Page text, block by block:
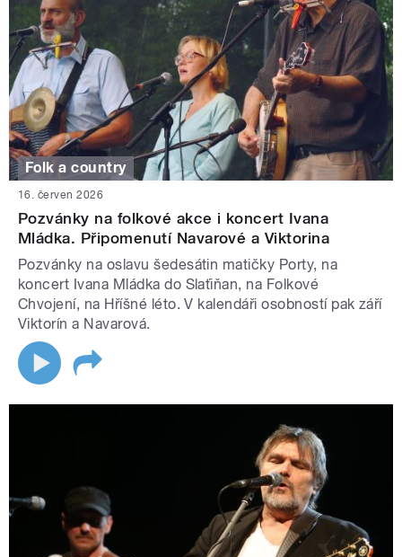
Folk a country
16. červen 2026
Pozvánky na folkové akce i koncert Ivana
Mládka. Připomenutí Navarové a Viktorina
Pozvánky na oslavu šedesátin matičky Porty, na
koncert Ivana Mládka do Slaťiňan, na Folkové
Chvojení, na Hříšné léto. V kalendáři osobností pak září
Viktorín a Navarová.